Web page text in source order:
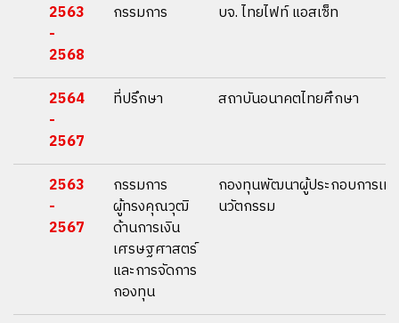
2563
-
2568
กรรมการ บจ. ไทยไฟท์ แอสเซ็ท
2564
-
2567
ที่ปรึกษา สถาบันอนาคตไทยศึกษา
2563
-
2567
กรรมการ
ผู้ทรงคุณวุฒิ
ด้านการเงิน
เศรษฐศาสตร์
และการจัดการ
กองทุน
กองทุนพัฒนาผู้ประกอบการเทค
นวัตกรรม